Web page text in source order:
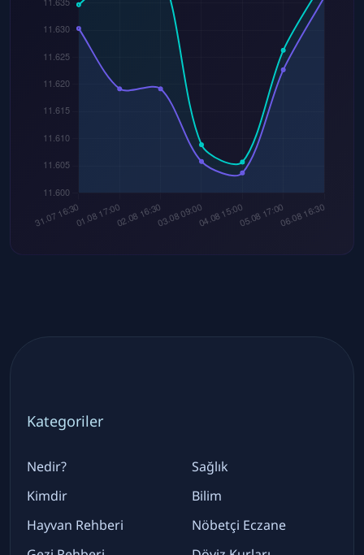
Kategoriler
Nedir?
Kimdir
Hayvan Rehberi
Sağlık
Bilim
Nöbetçi Eczane